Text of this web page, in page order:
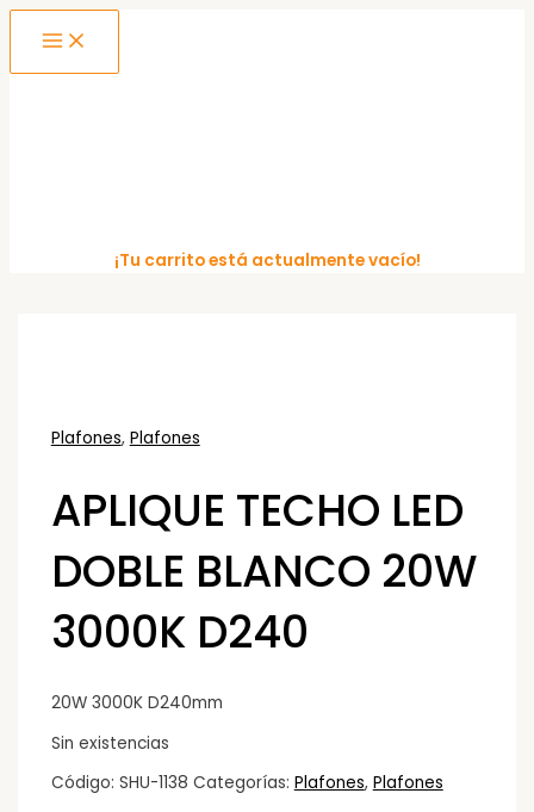
Ir
MENU
¡Tu carrito está actualmente vacío!
Plafones, Plafones
APLIQUE TECHO LED
DOBLE BLANCO 20W
3000K D240
20W 3000K D240mm
Sin existencias
Código: SHU-1138 Categorías: Plafones, Plafones